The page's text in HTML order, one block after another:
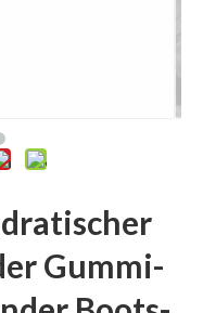
Gummi-